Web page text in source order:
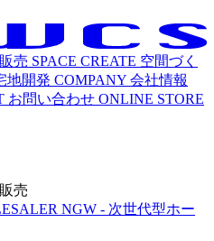
売 SPACE CREATE 空間づく
地開発 COMPANY 会社情報
お問い合わせ ONLINE STORE
売
NGW - 次世代型ホー